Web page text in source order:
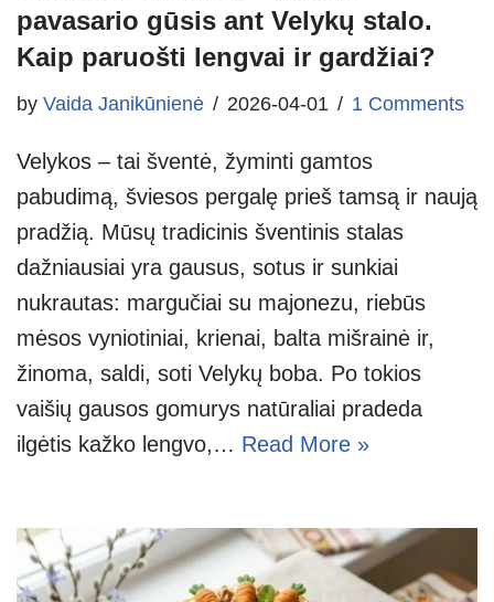
pavasario gūsis ant Velykų stalo.
Kaip paruošti lengvai ir gardžiai?
by Vaida Janikūnienė 2026-04-01 1 Comments
Velykos – tai šventė, žyminti gamtos
pabudimą, šviesos pergalę prieš tamsą ir naują
pradžią. Mūsų tradicinis šventinis stalas
dažniausiai yra gausus, sotus ir sunkiai
nukrautas: margučiai su majonezu, riebūs
mėsos vyniotiniai, krienai, balta mišrainė ir,
žinoma, saldi, soti Velykų boba. Po tokios
vaišių gausos gomurys natūraliai pradeda
ilgėtis kažko lengvo,… Read More »